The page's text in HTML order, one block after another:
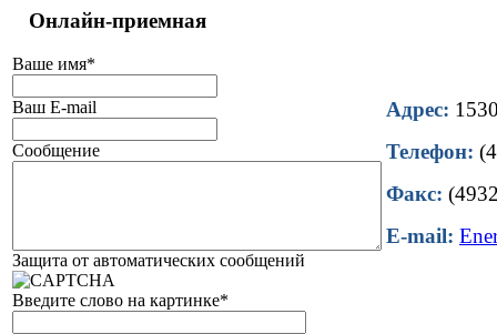
Онлайн-приемная
Ваше имя*
Ваш E-mail
Сообщение
Защита от автоматических сообщений
Введите слово на картинке*
Адрес:
Телефон:
Факс:
E-mail: